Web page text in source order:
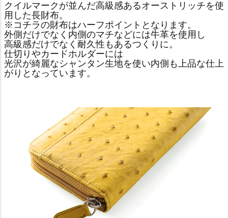
クイルマークが並んだ高級感あるオーストリッチを使
用した長財布。
※コチラの財布はハーフポイントとなります。
外側だけでなく内側のマチなどには牛革を使用し
高級感だけでなく耐久性もあるつくりに。
仕切りやカードホルダーには
光沢が綺麗なシャンタン生地を使い内側も上品な仕上
がりとなっています。